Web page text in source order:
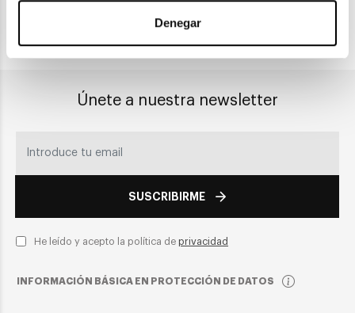
Denegar
PAGO SEGURO
Únete a nuestra newsletter
SUSCRIBIRME
He leído y acepto la política de privacidad
INFORMACIÓN BÁSICA EN PROTECCIÓN DE DATOS